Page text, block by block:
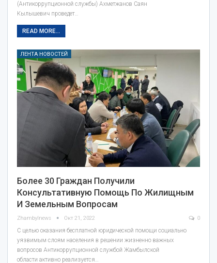
(Антикоррупционной службы) Ахметжанов Саян
Кылышевич проведет…
READ MORE...
ЛЕНТА НОВОСТЕЙ
Более 30 Граждан Получили
Консультативную Помощь По Жилищным
И Земельным Вопросам
Zhambylnews Окт 21, 2022 0
С целью оказания бесплатной юридической помощи социально
уязвимым слоям населения в решении жизненно важных
вопросов Антикоррупционной службой Жамбылской
области активно реализуется…